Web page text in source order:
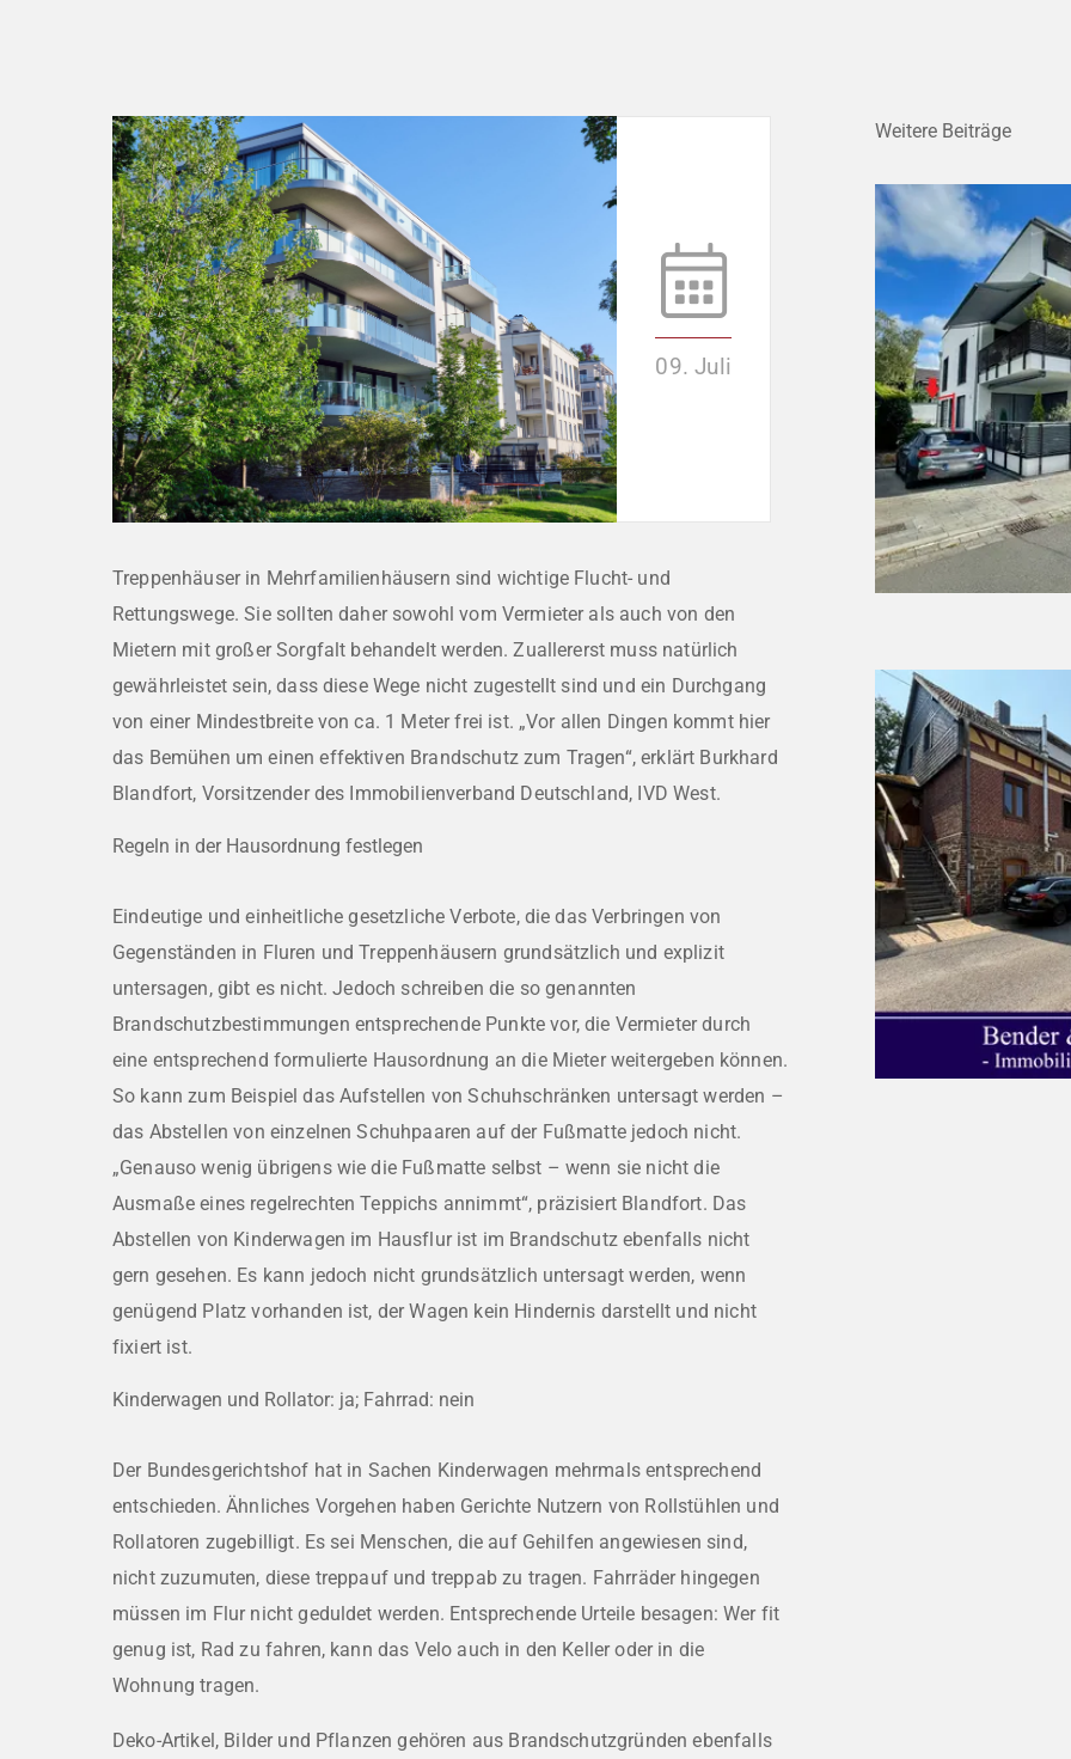
09. Juli
Treppenhäuser in Mehrfamilienhäusern sind wichtige Flucht- und
Rettungswege. Sie sollten daher sowohl vom Vermieter als auch von den
Mietern mit großer Sorgfalt behandelt werden. Zuallererst muss natürlich
gewährleistet sein, dass diese Wege nicht zugestellt sind und ein Durchgang
von einer Mindestbreite von ca. 1 Meter frei ist. „Vor allen Dingen kommt hier
das Bemühen um einen effektiven Brandschutz zum Tragen“, erklärt Burkhard
Blandfort, Vorsitzender des Immobilienverband Deutschland, IVD West.
Regeln in der Hausordnung festlegen
Eindeutige und einheitliche gesetzliche Verbote, die das Verbringen von
Gegenständen in Fluren und Treppenhäusern grundsätzlich und explizit
untersagen, gibt es nicht. Jedoch schreiben die so genannten
Brandschutzbestimmungen entsprechende Punkte vor, die Vermieter durch
eine entsprechend formulierte Hausordnung an die Mieter weitergeben können.
So kann zum Beispiel das Aufstellen von Schuhschränken untersagt werden –
das Abstellen von einzelnen Schuhpaaren auf der Fußmatte jedoch nicht.
„Genauso wenig übrigens wie die Fußmatte selbst – wenn sie nicht die
Ausmaße eines regelrechten Teppichs annimmt“, präzisiert Blandfort. Das
Abstellen von Kinderwagen im Hausflur ist im Brandschutz ebenfalls nicht
gern gesehen. Es kann jedoch nicht grundsätzlich untersagt werden, wenn
genügend Platz vorhanden ist, der Wagen kein Hindernis darstellt und nicht
fixiert ist.
Kinderwagen und Rollator: ja; Fahrrad: nein
Der Bundesgerichtshof hat in Sachen Kinderwagen mehrmals entsprechend
entschieden. Ähnliches Vorgehen haben Gerichte Nutzern von Rollstühlen und
Rollatoren zugebilligt. Es sei Menschen, die auf Gehilfen angewiesen sind,
nicht zuzumuten, diese treppauf und treppab zu tragen. Fahrräder hingegen
müssen im Flur nicht geduldet werden. Entsprechende Urteile besagen: Wer fit
genug ist, Rad zu fahren, kann das Velo auch in den Keller oder in die
Wohnung tragen.
Deko-Artikel, Bilder und Pflanzen gehören aus Brandschutzgründen ebenfalls
Weitere Beiträge